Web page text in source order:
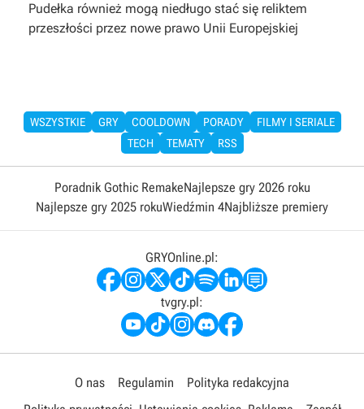
Pudełka również mogą niedługo stać się reliktem
przeszłości przez nowe prawo Unii Europejskiej
WSZYSTKIE GRY COOLDOWN PORADY
FILMY I SERIALE
TECH
TEMATY RSS
Poradnik Gothic RemakeNajlepsze gry 2026 roku
Najlepsze gry 2025 rokuWiedźmin 4Najbliższe premiery
GRYOnline.pl:
tvgry.pl:
O nas Regulamin
Polityka redakcyjna